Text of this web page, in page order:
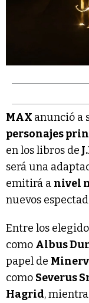
MAX anunció a
personajes
en los libros de
será una
emitirá a nivel
nuevos
Entre los
como Albus
papel de
como Severus
Hagrid,